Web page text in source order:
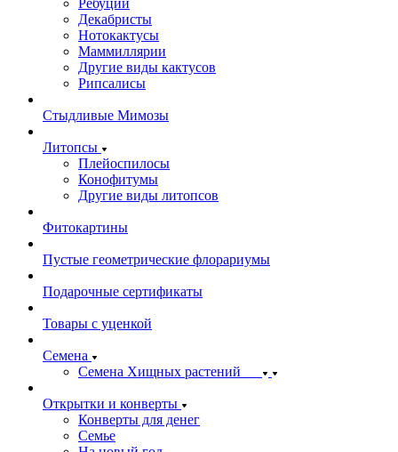
Ребуции
Декабристы
Нотокактусы
Маммиллярии
Другие виды кактусов
Рипсалисы
Стыдливые Мимозы
Литопсы
Плейоспилосы
Конофитумы
Другие виды литопсов
Фитокартины
Пустые геометрические флорариумы
Подарочные сертификаты
Товары с уценкой
Семена
Семена Хищных растений
Открытки и конверты
Конверты для денег
Семье